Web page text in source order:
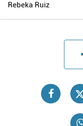
Rebeka Ruiz